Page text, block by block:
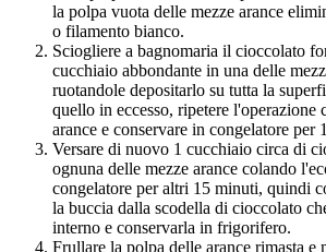
la polpa vuota delle mezze arance
o filamento bianco.
Sciogliere a bagnomaria il cioccolato
cucchiaio abbondante in una delle
ruotandole depositarlo su tutta la
quello in eccesso, ripetere l'operazione
arance e conservare in congelatore per
Versare di nuovo 1 cucchiaio circa di
ognuna delle mezze arance colando
congelatore per altri 15 minuti, quindi
la buccia dalla scodella di cioccolato
interno e conservarla in frigorifero.
Frullare la polpa delle arance rimasta e